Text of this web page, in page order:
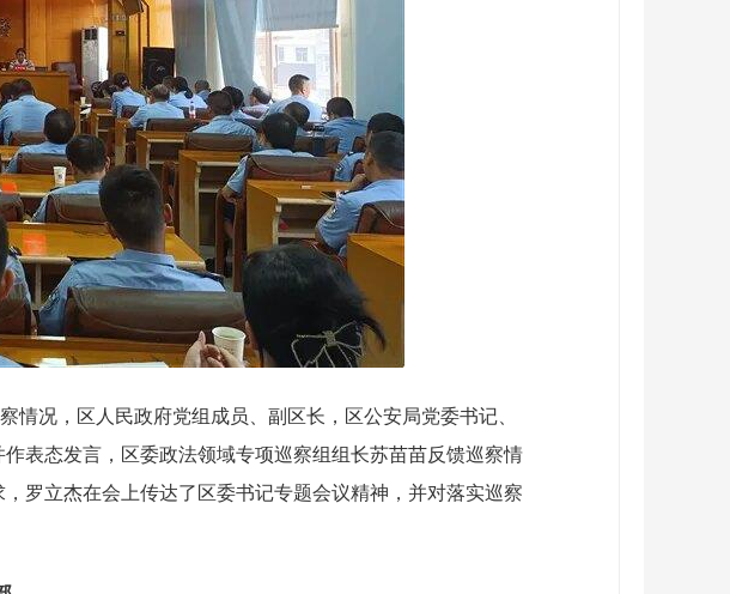
况，区人民政府党组成员、副区长，区公安局党委书记、
表态发言，区委政法领域专项巡察组组长苏苗苗反馈巡察情
罗立杰在会上传达了区委书记专题会议精神，并对落实巡察